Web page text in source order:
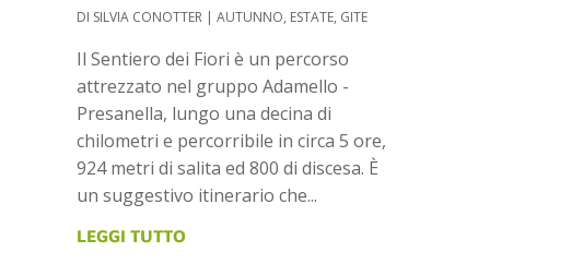
DI SILVIA CONOTTER| AUTUNNO, ESTATE, GITE
Il Sentiero dei Fiori è un percorso
attrezzato nel gruppo Adamello -
Presanella, lungo una decina di
chilometri e percorribile in circa 5 ore,
924 metri di salita ed 800 di discesa. È
un suggestivo itinerario che...
LEGGI TUTTO